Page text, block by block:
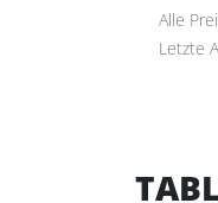
Alle
Letzte